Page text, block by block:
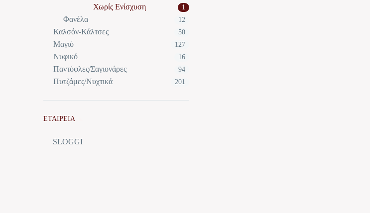
Χωρίς Ενίσχυση 1
Φανέλα 12
Καλσόν-Κάλτσες 50
Μαγιό 127
Νυφικό 16
Παντόφλες/Σαγιονάρες 94
Πυτζάμες/Νυχτικά 201
ΕΤΑΙΡΕΙΑ
SLOGGI